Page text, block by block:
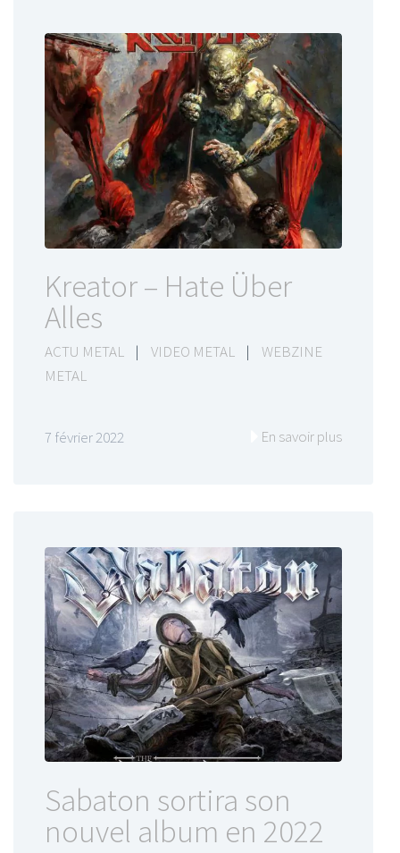
Kreator – Hate Über
Alles
ACTU METAL | VIDEO METAL |
WEBZINE
METAL
7 février 2022 En savoir plus
Sabaton sortira son
nouvel album en 2022